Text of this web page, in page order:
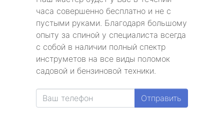
часа совершенно бесплатно и не с
пустыми руками. Благодаря большому
опыту за спиной у специалиста всегда
с собой в наличии полный спектр
инструметов на все виды поломок
садовой и бензиновой техники.
Отправить